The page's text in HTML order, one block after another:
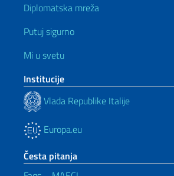
Diplomatska mreža
Putuj sigurno
Mi u svetu
Institucije
Vlada Republike Italije
Europa.eu
Česta pitanja